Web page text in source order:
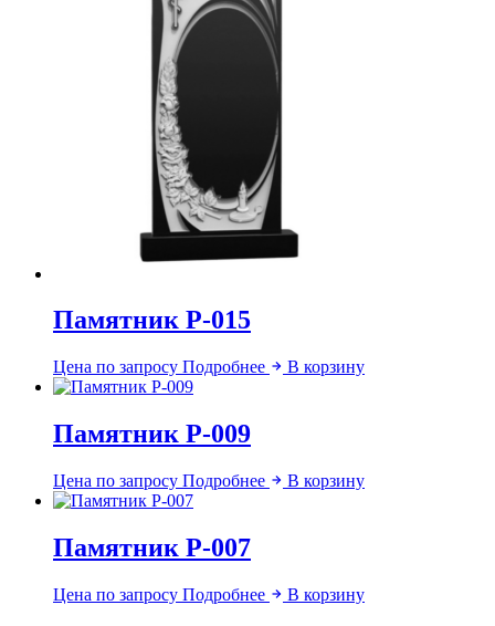
Памятник Р-015
Цена по запросу Подробнее В корзину
Памятник Р-009
Цена по запросу Подробнее В корзину
Памятник Р-007
Цена по запросу Подробнее В корзину